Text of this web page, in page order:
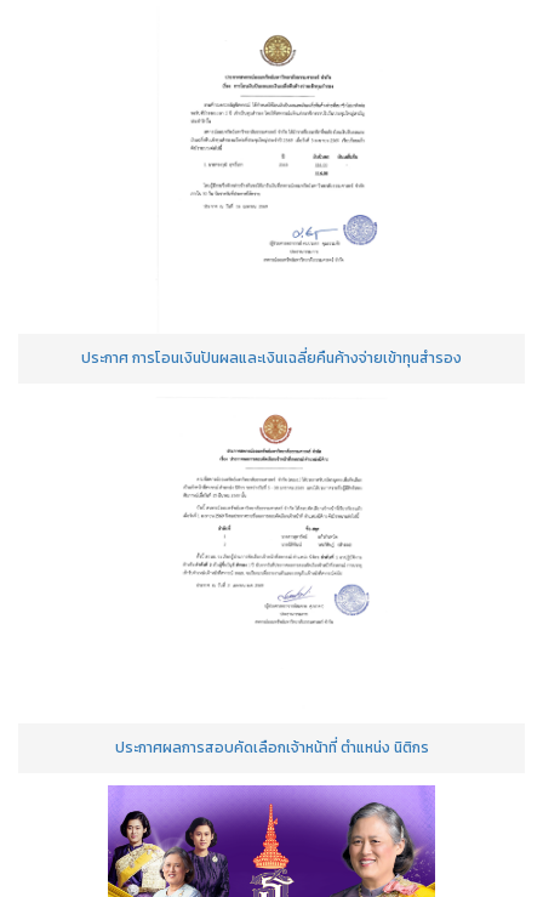
ประกาศ การโอนเงินปันผลและเงินเฉลี่ยคืนค้างจ่ายเข้าทุนสำรอง
ประกาศผลการสอบคัดเลือกเจ้าหน้าที่ ตำแหน่ง นิติกร